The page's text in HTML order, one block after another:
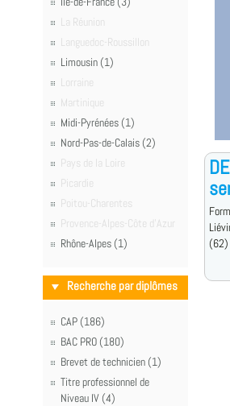
La Réunion
Languedoc-Roussillon
Limousin (1)
Lorraine
Martinique
Midi-Pyrénées (1)
Nord-Pas-de-Calais (2)
Pays de la Loire
Picardie
Poitou-Charentes
Provence-Alpes-Côte d'Azur
Rhône-Alpes (1)
Recherche par diplômes
CAP (186)
BAC PRO (180)
Brevet de technicien (1)
Titre professionnel de
Niveau IV (4)
(62)